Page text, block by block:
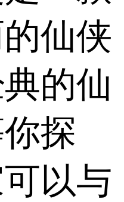
仙侠
的仙
探
以与